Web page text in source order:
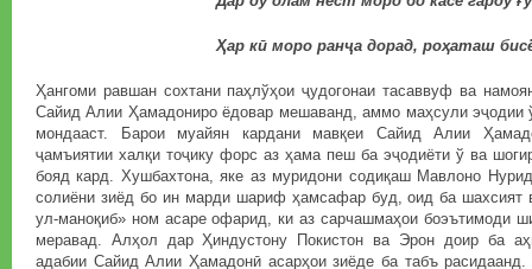
Ҳар кӣ моро ранҷа дорад, роҳаташ
Ҳангоми равшан сохтани паҳлўҳои ҷудогонаи тасаввуф ва
Сайид Алии Ҳамадониро ёдовар мешаванд, аммо маҳсули эҷодии
мондааст. Барои муайян кардани мавқеи Сайид Алии
ҷамъиятии халқи тоҷику форс аз ҳама пеш ба эҷодиёти ў ва
бояд кард. Хушбахтона, яке аз муридони содиқаш Мавлоно
солиёни зиёд бо ин марди шариф ҳамсафар буд, оид ба шахсият
ул-маноқиб» ном асаре офарид, ки аз сарчашмаҳои боэътимоди
меравад. Алҳол дар Ҳиндустону Покистон ва Эрон доир ба
адабии Сайид Алии Ҳамадонӣ асарҳои зиёде ба табъ